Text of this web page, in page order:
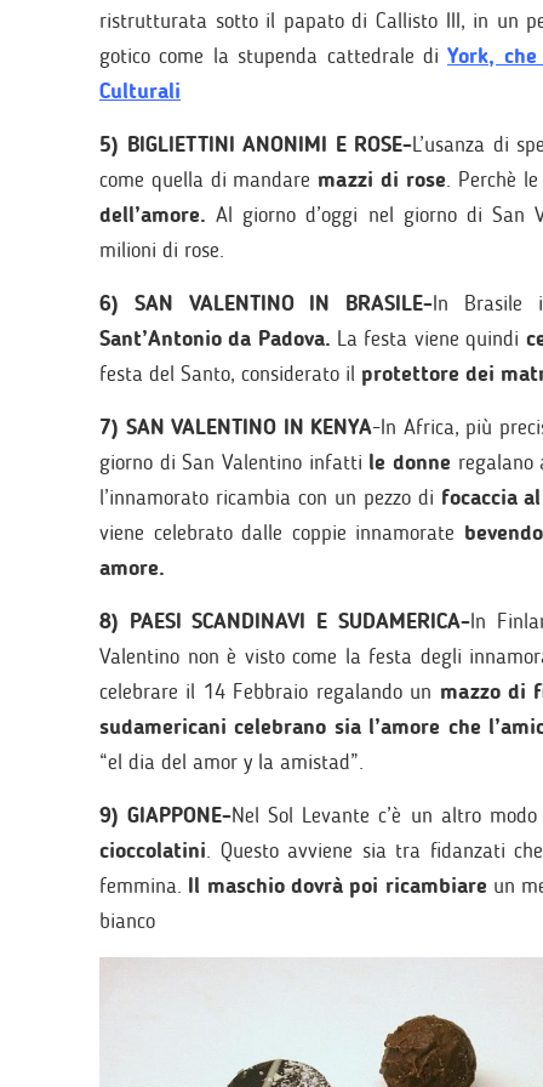
ristrutturata sotto il papato di Callisto III, in un
gotico come la stupenda cattedrale diYork,
Culturali
5) BIGLIETTINI ANONIMI E ROSE-L’usanza di
come quella di mandaremazzi di rose. Perchè
dell’amore. Al giorno d’oggi nel giorno di
milioni di rose.
6) SAN VALENTINO IN BRASILE-In Brasile
Sant’Antonio da Padova. La festa viene quindi
festa del Santo, considerato il protettore dei
7) SAN VALENTINO IN KENYA-In Africa, più
giorno di San Valentino infatti le donne
l’innamorato ricambia con un pezzo di focaccia
viene celebrato dalle coppie innamorate
amore.
8) PAESI SCANDINAVI E SUDAMERICA-In
Valentino non è visto come la festa degli
celebrare il 14 Febbraio regalando un mazzo di
sudamericani celebrano sia l’amore che
“el dia del amor y la amistad”.
9) GIAPPONE-Nel Sol Levante c’è un altro
cioccolatini. Questo avviene sia tra fidanzati
femmina. Il maschio dovrà poi ricambiare un
bianco